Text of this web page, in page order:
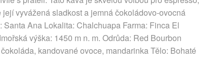
vyvážená sladkost a jemná čokoládovo-ovocná
Ana Lokalita: Chalchuapa Farma: Finca El
výška: 1450 m n. m. Odrůda: Red Bourbon
kandované ovoce, mandarinka Tělo: Bohaté